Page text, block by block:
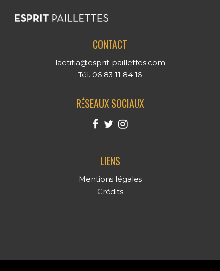
CONTACT
laetitia@esprit-paillettes.com
Tél. 06 83 11 84 16
RÉSEAUX SOCIAUX
LIENS
Mentions légales
Crédits